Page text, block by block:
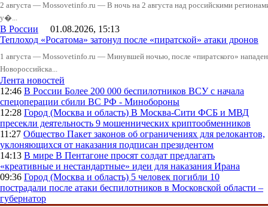
2 августа — Mossovetinfo.ru — В ночь на 2 августа над российскими
у�...
В России 01.08.2026, 15:13
Теплоход «Росатома» затонул после «пиратской» атаки дронов
1 августа — Mossovetinfo.ru — Минувшей ночью, после «пиратского»
Новороссийска...
Лента новостей
12:46 В России Более 200 000 беспилотников ВСУ с начала
спецоперации сбили ВС РФ - Минобороны
12:28 Город (Москва и область) В Москва-Сити ФСБ и МВД
пресекли деятельность 9 мошеннических криптообменников
11:27 Общество Пакет законов об ограничениях для релокантов,
уклоняющихся от наказания подписан президентом
14:13 В мире В Пентагоне просят солдат предлагать
«креативные и нестандартные» идеи для наказания Ирана
09:36 Город (Москва и область) 5 человек погибли 10
пострадали после атаки беспилотников в Московской области –
губернатор